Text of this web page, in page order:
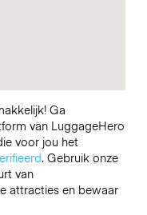
Ga
van LuggageHero
voor jou het
. Gebruik onze
van
attracties en bewaar